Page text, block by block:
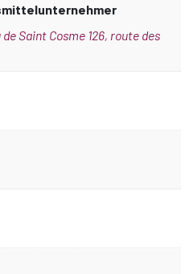
Saint Cosme 126, route des